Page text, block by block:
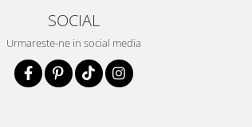
SOCIAL
Urmareste-ne in social media